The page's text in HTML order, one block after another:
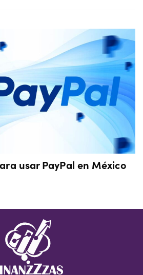
usar PayPal en México